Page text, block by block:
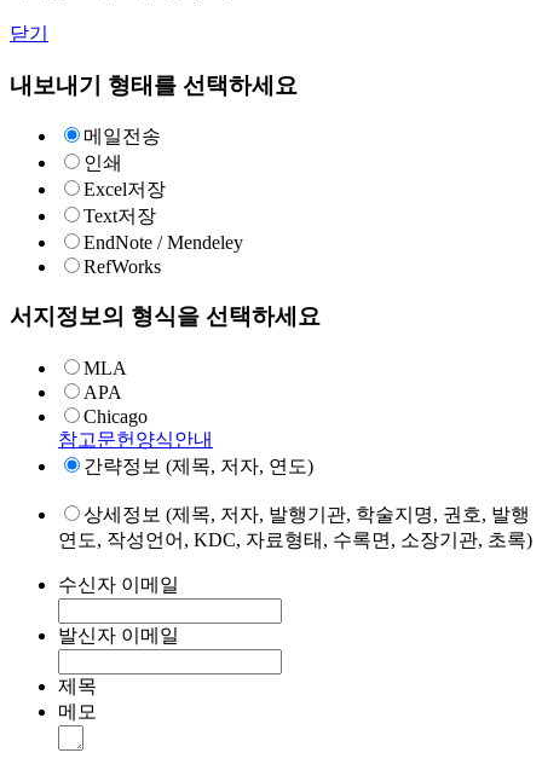
닫기
내보내기 형태를 선택하세요
메일전송
인쇄
Excel저장
Text저장
EndNote / Mendeley
RefWorks
서지정보의 형식을 선택하세요
MLA
APA
Chicago
참고문헌양식안내
간략정보 (제목, 저자, 연도)
상세정보 (제목, 저자, 발행기관, 학술지명, 권호, 발행
연도, 작성언어, KDC, 자료형태, 수록면, 소장기관, 초록)
수신자 이메일
발신자 이메일
제목
메모